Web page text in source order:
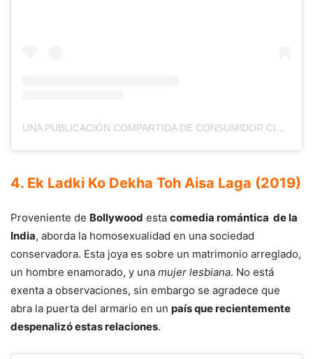
UNA PUBLICACIÓN COMPARTIDA DE CONSUMIDOR CINÉFILO (@ELCCINEFILO)
4. Ek Ladki Ko Dekha Toh Aisa Laga (2019)
Proveniente de Bollywood esta comedia romántica de la
India, aborda la homosexualidad en una sociedad
conservadora. Esta joya es sobre un matrimonio arreglado,
un hombre enamorado, y una mujer lesbiana. No está
exenta a observaciones, sin embargo se agradece que
abra la puerta del armario en un país que recientemente
despenalizó estas relaciones.